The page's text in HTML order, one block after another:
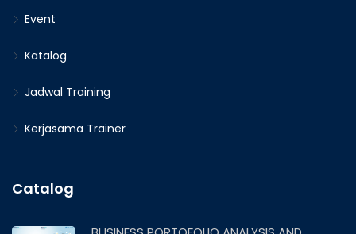
Event
Katalog
Jadwal Training
Kerjasama Trainer
Catalog